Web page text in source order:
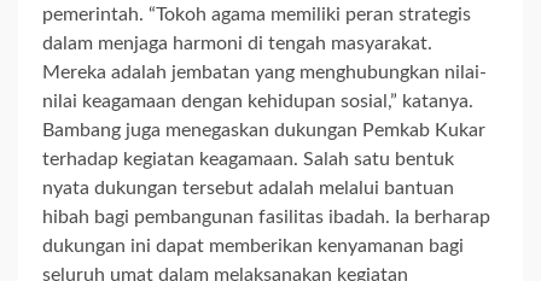
pemerintah. “Tokoh agama memiliki peran strategis
dalam menjaga harmoni di tengah masyarakat.
Mereka adalah jembatan yang menghubungkan nilai-
nilai keagamaan dengan kehidupan sosial,” katanya.
Bambang juga menegaskan dukungan Pemkab Kukar
terhadap kegiatan keagamaan. Salah satu bentuk
nyata dukungan tersebut adalah melalui bantuan
hibah bagi pembangunan fasilitas ibadah. Ia berharap
dukungan ini dapat memberikan kenyamanan bagi
seluruh umat dalam melaksanakan kegiatan